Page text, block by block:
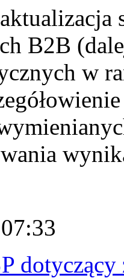
B2B
w
dotyczący